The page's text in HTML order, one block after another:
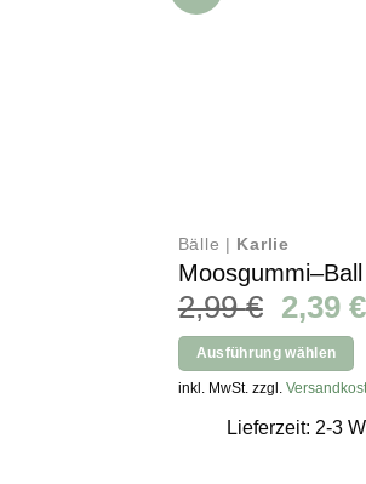
Bälle | Karlie
Moosgummi–Ball
2,99€
Preis
war:
2,99 €
2,39 €
Ausführung wählen
Dieses
inkl. MwSt. zzgl.
Lieferzeit: 2-3